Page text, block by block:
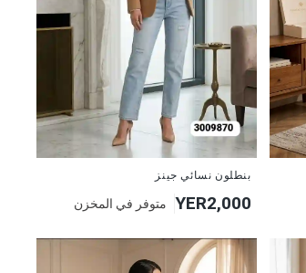
بنطلون نسائي جينز
YER2,000 متوفر في المخزن